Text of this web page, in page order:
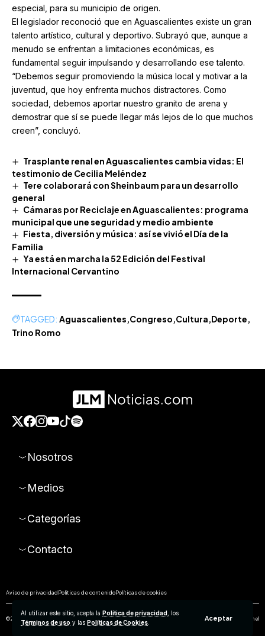
Al utilizar este sitio, acepta la Política de privacidad
, los
Términos de uso y las Políticas de Cookies
Aceptar
especial, para su municipio de origen.
El legislador reconoció que en Aguascalientes existe un gran
talento artístico, cultural y deportivo. Subrayó que, aunque a
menudo se enfrentan a limitaciones económicas, es
fundamental seguir impulsando y desarrollando ese talento.
“Debemos seguir promoviendo la música local y motivar a la
juventud, que hoy enfrenta muchos distractores. Como
sociedad, debemos aportar nuestro granito de arena y
demostrar que sí se puede llegar más lejos de lo que muchos
creen”, concluyó.
Trasplante renal en Aguascalientes cambia vidas: El
testimonio de Cecilia Meléndez
Tere colaborará con Sheinbaum para un desarrollo
general
Cámaras por Reciclaje en Aguascalientes: programa
municipal que une seguridad y medio ambiente
Fiesta, diversión y música: así se vivió el Día de la
Familia
Ya está en marcha la 52 Edición del Festival
Internacional Cervantino
TAGGED: Aguascalientes Congreso Cultura Deporte
Trino Romo
Nosotros
Medios
Categorías
Contacto
Aviso de privacidadPolíticas de contenidoPolíticas de cookies
© 2026 Todos los derechos reservados. Prohibida la reproducción parcial o total de los contenidos de este sitio sin el
permiso expreso de Empresa Editorial de Aguascalientes S.A de C.V